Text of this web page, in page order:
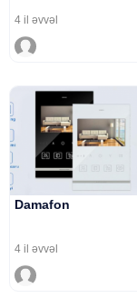
4 il əvvəl
Damafon
4 il əvvəl